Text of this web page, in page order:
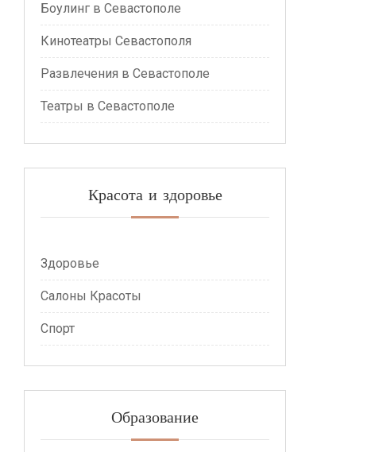
Боулинг в Севастополе
Кинотеатры Севастополя
Развлечения в Севастополе
Театры в Севастополе
Красота и здоровье
Здоровье
Салоны Красоты
Спорт
Образование